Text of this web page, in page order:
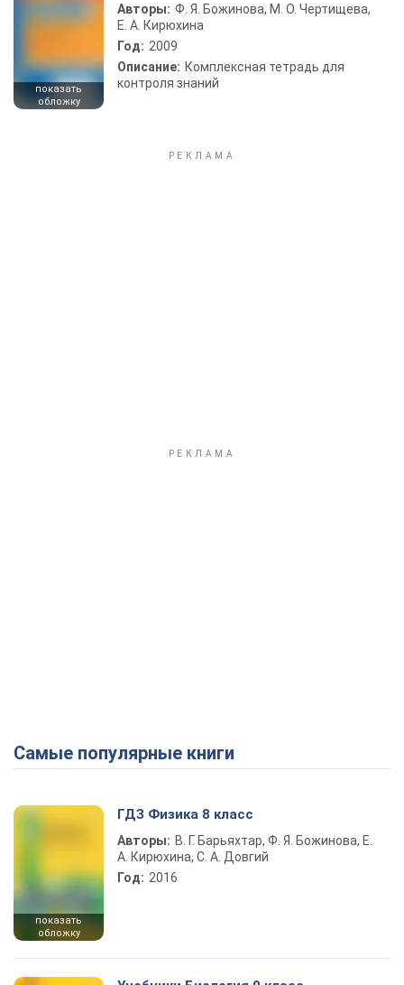
показать
обложку
Авторы: Ф. Я. Божинова, М. О. Чертищева,
Е. А. Кирюхина
Год: 2009
Описание: Комплексная тетрадь для
контроля знаний
Самые популярные книги
показать
обложку
ГДЗ Физика 8 класс
Авторы: В. Г. Барьяхтар, Ф. Я. Божинова, Е.
А. Кирюхина, С. А. Довгий
Год: 2016